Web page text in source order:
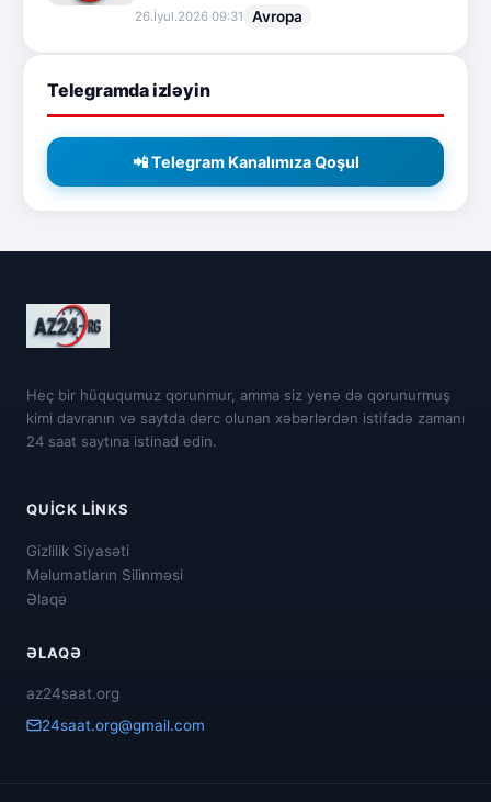
26.İyul.2026 09:31 Avropa
Telegramda izləyin
📲 Telegram Kanalımıza Qoşul
Heç bir hüququmuz qorunmur, amma siz yenə də qorunurmuş
kimi davranın və saytda dərc olunan xəbərlərdən istifadə zamanı
24 saat saytına istinad edin.
QUICK LINKS
Gizlilik Siyasəti
Məlumatların Silinməsi
Əlaqə
ƏLAQƏ
az24saat.org
24saat.org@gmail.com